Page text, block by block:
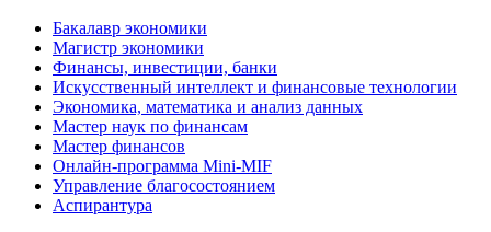
Бакалавр экономики
Магистр экономики
Финансы, инвестиции, банки
Искусственный интеллект и финансовые технологии
Экономика, математика и анализ данных
Мастер наук по финансам
Мастер финансов
Онлайн-программа Mini-MIF
Управление благосостоянием
Аспирантура